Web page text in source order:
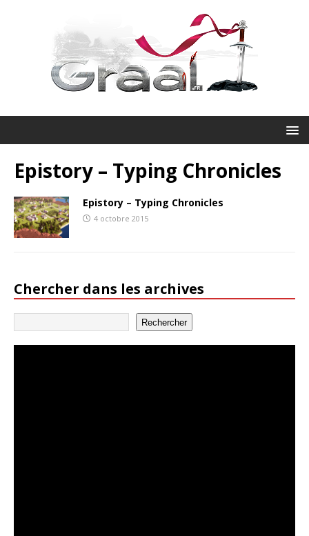
Epistory – Typing Chronicles
Epistory – Typing Chronicles
4 octobre 2015
Chercher dans les archives
Rechercher